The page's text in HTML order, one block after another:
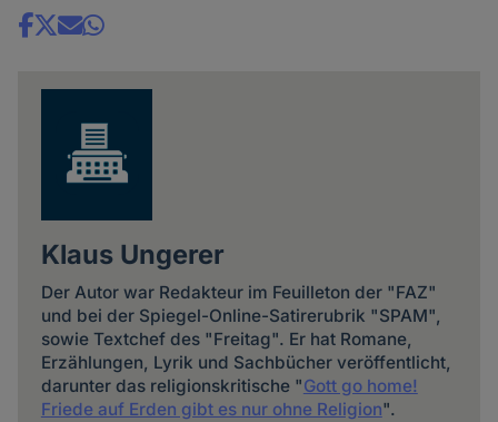
Share
Klaus Ungerer
Der Autor war Redakteur im Feuilleton der "FAZ"
und bei der Spiegel-Online-Satirerubrik "SPAM",
sowie Textchef des "Freitag". Er hat Romane,
Erzählungen, Lyrik und Sachbücher veröffentlicht,
darunter das religionskritische "Gott go home!
Friede auf Erden gibt es nur ohne Religion".